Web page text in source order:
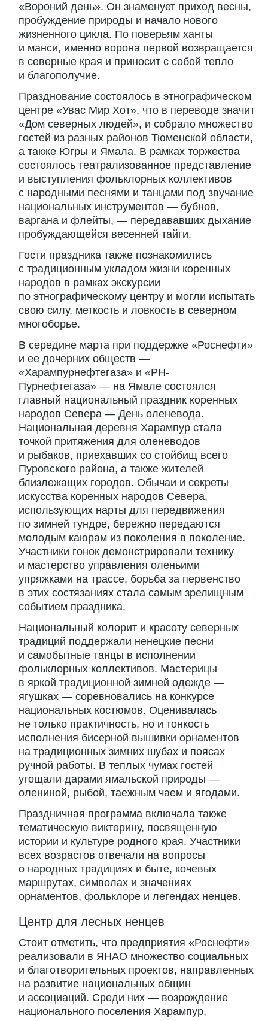
«Вороний день». Он знаменует приход весны,
пробуждение природы и начало нового
жизненного цикла. По поверьям ханты
и манси, именно ворона первой возвращается
в северные края и приносит с собой тепло
и благополучие.
Празднование состоялось в этнографическом
центре «Увас Мир Хот», что в переводе значит
«Дом северных людей», и собрало множество
гостей из разных районов Тюменской области,
а также Югры и Ямала. В рамках торжества
состоялось театрализованное представление
и выступления фольклорных коллективов
с народными песнями и танцами под звучание
национальных инструментов — бубнов,
варгана и флейты, — передававших дыхание
пробуждающейся весенней тайги.
Гости праздника также познакомились
с традиционным укладом жизни коренных
народов в рамках экскурсии
по этнографическому центру и могли испытать
свою силу, меткость и ловкость в северном
многоборье.
В середине марта при поддержке «Роснефти»
и ее дочерних обществ —
«Харампурнефтегаза» и «РН-
Пурнефтегаза» — на Ямале состоялся
главный национальный праздник коренных
народов Севера — День оленевода.
Национальная деревня Харампур стала
точкой притяжения для оленеводов
и рыбаков, приехавших со стойбищ всего
Пуровского района, а также жителей
близлежащих городов. Обычаи и секреты
искусства коренных народов Севера,
использующих нарты для передвижения
по зимней тундре, бережно передаются
молодым каюрам из поколения в поколение.
Участники гонок демонстрировали технику
и мастерство управления оленьими
упряжками на трассе, борьба за первенство
в этих состязаниях стала самым зрелищным
событием праздника.
Национальный колорит и красоту северных
традиций поддержали ненецкие песни
и самобытные танцы в исполнении
фольклорных коллективов. Мастерицы
в яркой традиционной зимней одежде —
ягушках — соревновались на конкурсе
национальных костюмов. Оценивалась
не только практичность, но и тонкость
исполнения бисерной вышивки орнаментов
на традиционных зимних шубах и поясах
ручной работы. В теплых чумах гостей
угощали дарами ямальской природы —
олениной, рыбой, таежным чаем и ягодами.
Праздничная программа включала также
тематическую викторину, посвященную
истории и культуре родного края. Участники
всех возрастов отвечали на вопросы
о народных традициях и быте, кочевых
маршрутах, символах и значениях
орнаментов, фольклоре и легендах ненцев.
Центр для лесных ненцев
Стоит отметить, что предприятия «Роснефти»
реализовали в ЯНАО множество социальных
и благотворительных проектов, направленных
на развитие национальных общин
и ассоциаций. Среди них — возрождение
национального поселения Харампур,